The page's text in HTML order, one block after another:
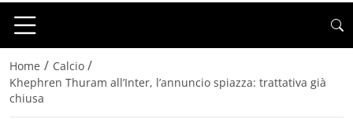
Home / Calcio /
Khephren Thuram all’Inter, l’annuncio spiazza: trattativa già
chiusa